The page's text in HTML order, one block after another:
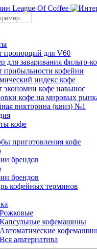
пропорций для V60
для заваривания фильтр-
прибыльности кофейни
индекс кофе
экономии кофе навынос
кофе на мировых
викторина (квиз) №1
кофе
приготовления кофе
брендов
брендов
кофейных терминов
Рожковые
Капсульные кофемашины
Автоматические
Вся альтернатива